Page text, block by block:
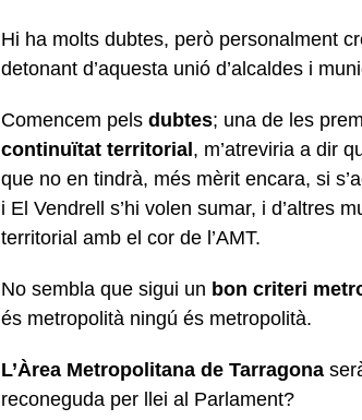
Hi ha molts dubtes, però personalment
detonant d’aquesta unió d’alcaldes i
Comencem pels dubtes; una de les
continuïtat territorial, m’atreviria a dir
que no en tindrà, més mèrit encara, si
i El Vendrell s’hi volen sumar, i d’altres
territorial amb el cor de l’AMT.
No sembla que sigui un bon criteri
és metropolità ningú és metropolità.
L’Àrea Metropolitana de Tarragona
reconeguda per llei al Parlament?